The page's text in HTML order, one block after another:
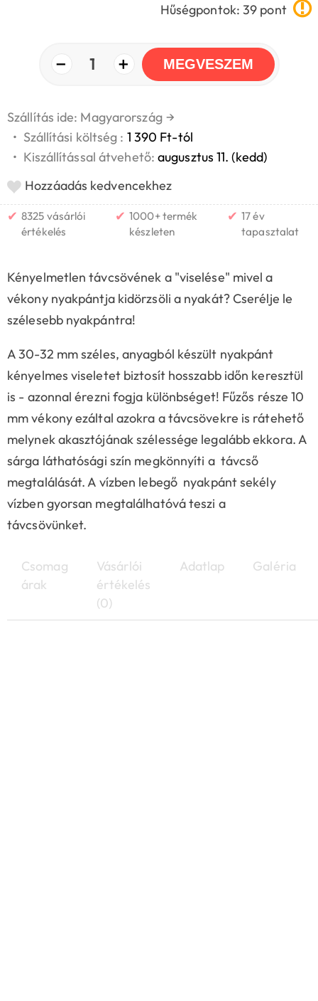
Hűségpontok: 39 pont
− 1 + MEGVESZEM
Szállítás ide: Magyarország →
• Szállítási költség : 1 390 Ft-tól
• Kiszállítással átvehető:augusztus 11. (kedd)
Hozzáadás kedvencekhez
✔ 8325 vásárlói
értékelés
✔ 1000+ termék
készleten
✔ 17 év
tapasztalat
Kényelmetlen távcsövének a "viselése" mivel a
vékony nyakpántja kidörzsöli a nyakát? Cserélje le
szélesebb nyakpántra!
A 30-32 mm széles, anyagból készült nyakpánt
kényelmes viseletet biztosít hosszabb időn keresztül
is - azonnal érezni fogja különbséget! Fűzős része 10
mm vékony ezáltal azokra a távcsövekre is rátehető
melynek akasztójának szélessége legalább ekkora. A
sárga láthatósági szín megkönnyíti a távcső
megtalálását. A vízben lebegő nyakpánt sekély
vízben gyorsan megtalálhatóvá teszi a
távcsövünket.
Csomag
árak
Vásárlói
értékelés
(0)
Adatlap Galéria